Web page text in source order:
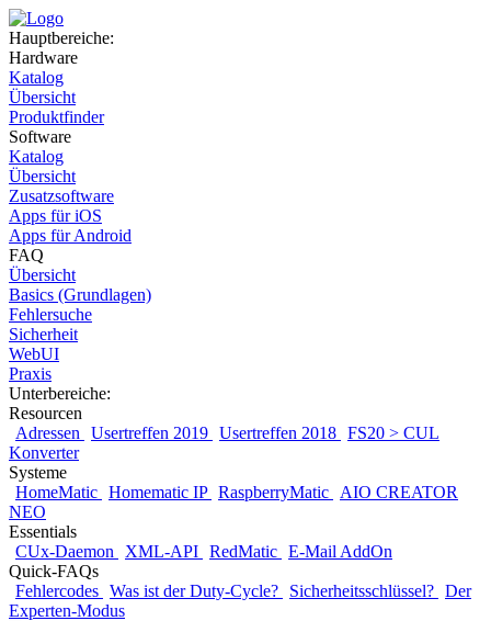
Hauptbereiche:
Hardware
Katalog
Übersicht
Produktfinder
Software
Katalog
Übersicht
Zusatzsoftware
Apps für iOS
Apps für Android
FAQ
Übersicht
Basics (Grundlagen)
Fehlersuche
Sicherheit
WebUI
Praxis
Unterbereiche:
Resourcen
Adressen
Usertreffen 2019 Usertreffen 2018 FS20 > CUL
Konverter
Systeme
HomeMatic Homematic IP RaspberryMatic
AIO CREATOR
NEO
Essentials
CUx-Daemon
XML-API RedMatic E-Mail AddOn
Quick-FAQs
Fehlercodes Was ist der Duty-Cycle? Sicherheitsschlüssel? Der
Experten-Modus